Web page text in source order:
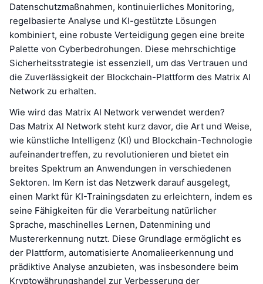
Datenschutzmaßnahmen, kontinuierliches Monitoring,
regelbasierte Analyse und KI-gestützte Lösungen
kombiniert, eine robuste Verteidigung gegen eine breite
Palette von Cyberbedrohungen. Diese mehrschichtige
Sicherheitsstrategie ist essenziell, um das Vertrauen und
die Zuverlässigkeit der Blockchain-Plattform des Matrix AI
Network zu erhalten.
Wie wird das Matrix AI Network verwendet werden?
Das Matrix AI Network steht kurz davor, die Art und Weise,
wie künstliche Intelligenz (KI) und Blockchain-Technologie
aufeinandertreffen, zu revolutionieren und bietet ein
breites Spektrum an Anwendungen in verschiedenen
Sektoren. Im Kern ist das Netzwerk darauf ausgelegt,
einen Markt für KI-Trainingsdaten zu erleichtern, indem es
seine Fähigkeiten für die Verarbeitung natürlicher
Sprache, maschinelles Lernen, Datenmining und
Mustererkennung nutzt. Diese Grundlage ermöglicht es
der Plattform, automatisierte Anomalieerkennung und
prädiktive Analyse anzubieten, was insbesondere beim
Kryptowährungshandel zur Verbesserung der